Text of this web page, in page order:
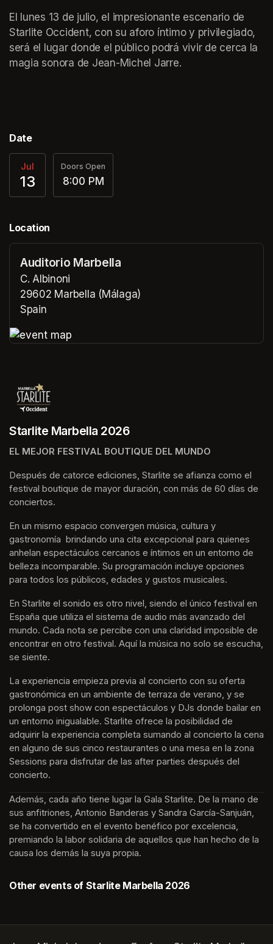
El lunes 13 de julio, el impresionante escenario de
Starlite Occident, con su aforo íntimo y privilegiado,
será el lugar donde el público podrá vivir de cerca la
magia sonora de Jean-Michel Jarre.
Date
Jul
13
Doors Open
8:00 PM
Location
Auditorio Marbella
C. Albinoni
29602 Marbella (Málaga)
Spain
Starlite Marbella 2026
EL MEJOR FESTIVAL BOUTIQUE DEL MUNDO
Después de catorce ediciones, Starlite se afianza como el
festival boutique de mayor duración, con más de 60 días de
conciertos.
En un mismo espacio convergen música, cultura y
gastronomía  brindando una cita excepcional para quienes
anhelan espectáculos cercanos e íntimos en un entorno de
belleza incomparable. Su programación incluye opciones
para todos los públicos, edades y gustos musicales.
En Starlite el sonido es otro nivel, siendo el único festival en
España que utiliza el sistema de audio más avanzado del
mundo. Cada nota se percibe con una claridad imposible de
encontrar en otro festival. Aquí la música no solo se escucha,
se siente.
La experiencia empieza previa al concierto con su oferta
gastronómica en un ambiente de terraza de verano, y se
prolonga post show con espectáculos y DJs donde bailar en
un entorno inigualable. Starlite ofrece la posibilidad de
adquirir la experiencia completa sumando al concierto la cena
en alguno de sus cinco restaurantes o una mesa en la zona
Sessions para disfrutar de las after parties después del
concierto.
Además, cada año tiene lugar la Gala Starlite. De la mano de
sus anfitriones, Antonio Banderas y Sandra García-Sanjuán,
se ha convertido en el evento benéfico por excelencia,
premiando la labor solidaria de aquellos que han hecho de la
causa los demás la suya propia.
Other events of Starlite Marbella 2026